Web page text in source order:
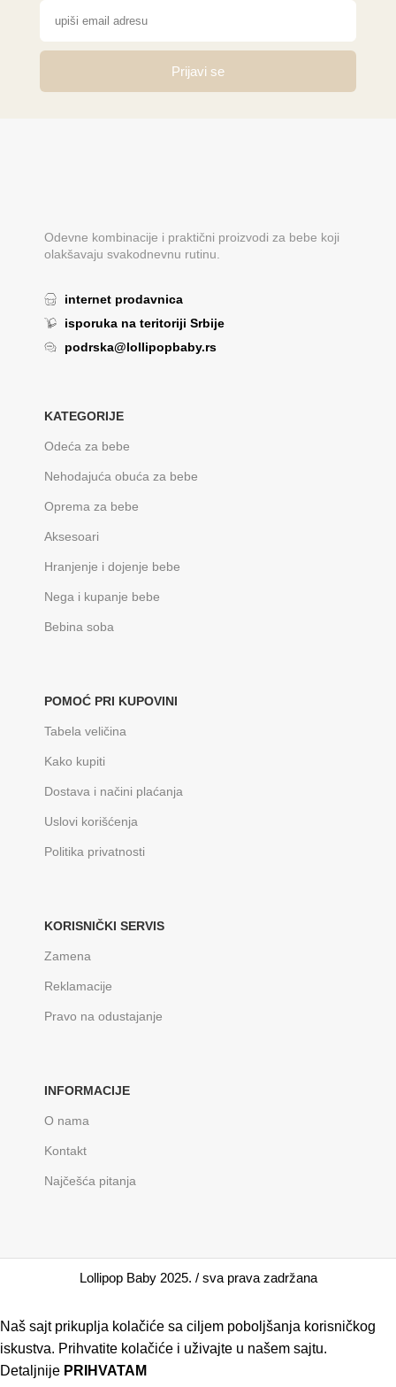
Prijavi se
Odevne kombinacije i praktični proizvodi za bebe koji
olakšavaju svakodnevnu rutinu.
internet prodavnica
isporuka na teritoriji Srbije
podrska@lollipopbaby.rs
KATEGORIJE
Odeća za bebe
Nehodajuća obuća za bebe
Oprema za bebe
Aksesoari
Hranjenje i dojenje bebe
Nega i kupanje bebe
Bebina soba
POMOĆ PRI KUPOVINI
Tabela veličina
Kako kupiti
Dostava i načini plaćanja
Uslovi korišćenja
Politika privatnosti
KORISNIČKI SERVIS
Zamena
Reklamacije
Pravo na odustajanje
INFORMACIJE
O nama
Kontakt
Najčešća pitanja
Lollipop Baby 2025. / sva prava zadržana
Naš sajt prikuplja kolačiće sa ciljem poboljšanja korisničkog
iskustva. Prihvatite kolačiće i uživajte u našem sajtu.
Detaljnije PRIHVATAM